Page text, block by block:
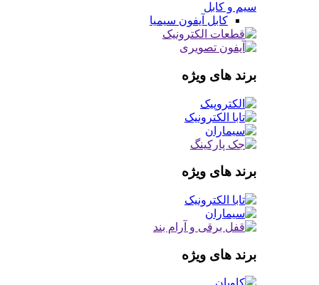
سیم و کابل
کابل آیفون سیمیا
برند های ویژه
برند های ویژه
برند های ویژه